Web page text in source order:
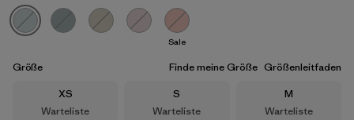
Thermal Blue - Thin Ice X-Dye
Sale
Größe Finde meine Größe Größenleitfaden
Größe
XS
Warteliste
Größe
S
Warteliste
Größe
M
Warteliste